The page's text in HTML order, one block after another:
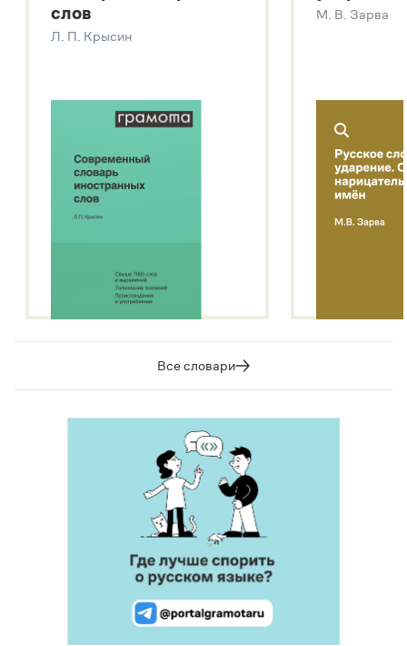
Звук – технология синтеза платформы
SaluteSpeech
слов
Л. П. Крысин
М. В. Зарва
Все словари